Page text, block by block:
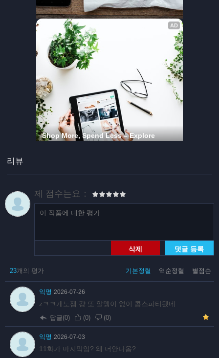
리뷰
제 점수는요：
삭제 댓글 등록
기본정렬 역순정렬 별점순
23개의 평가
익명 2026-07-26
zㅋㅋ개노잼 걍 또 알맹이 없이 콥스파티됐네
답글(0) (0) (0)
익명 2026-07-03
11화가 마지막임? 왜 더안나옴?